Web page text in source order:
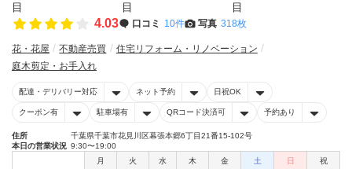
4.03 口コミ 10件 写真 318枚
花・花屋 不動産売買
住宅リフォーム・リノベーション
庭木剪定・お手入れ
配達・デリバリー対応 ネット予約 日祝OK
クーポン有 駐車場有 QRコード決済可 予約あり
住所
千葉県千葉市花見川区幕張本郷6丁目21番15-102号
本日の営業状況 9:30〜19:00
月
火 水 木 金 土 日 祝